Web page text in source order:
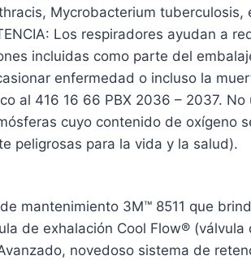
Mycrobacterium
Los respiradores ayudan a
incluidas como parte del
enfermedad o incluso la
al 416 16 66 PBX 2036 – 2037.
cuyo contenido de oxígeno
peligrosas para la vida y la salud).
mantenimiento 3M™ 8511 que
de exhalación Cool Flow®
novedoso sistema de